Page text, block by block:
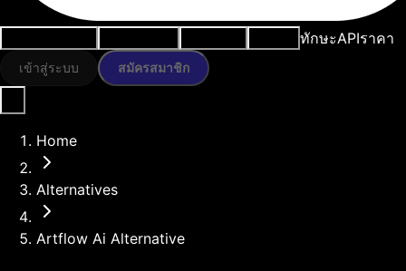
ทักษะAPIราคา
เข้าสู่ระบบ สมัครสมาชิก
Home
Alternatives
Artflow Ai Alternative